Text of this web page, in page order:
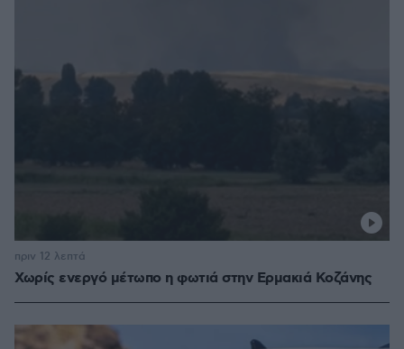
Χωρίς ενεργό μέτωπο η φωτιά στην Ερμακιά Κοζάνης
πριν 12 λεπτά